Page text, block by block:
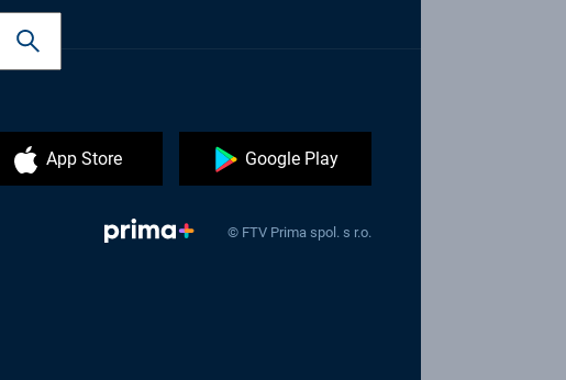
App Store Google Play
© FTV Prima spol. s r.o.